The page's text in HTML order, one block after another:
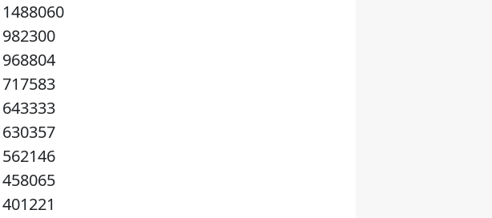
1488060
982300
968804
717583
643333
630357
562146
458065
401221